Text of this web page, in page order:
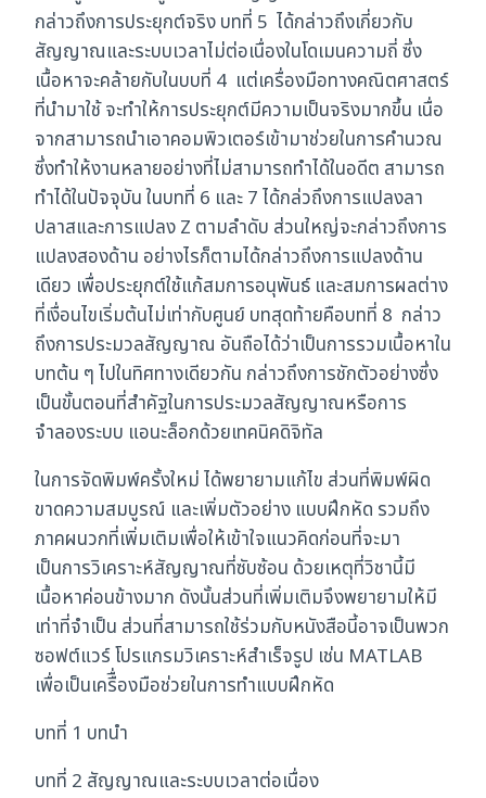
กล่าวถึงการประยุกต์จริง บทที่ 5 ได้กล่าวถึงเกี่ยวกับ
สัญญาณและระบบเวลาไม่ต่อเนื่องในโดเมนความถี่ ซึ่ง
เนื้อหาจะคล้ายกับในบบที่ 4 แต่เครื่องมือทางคณิตศาสตร์
ที่นำมาใช้ จะทำให้การประยุกต์มีความเป็นจริงมากขึ้น เนื่อ
จากสามารถนำเอาคอมพิวเตอร์เข้ามาช่วยในการคำนวณ
ซึ่งทำให้งานหลายอย่างที่ไม่สามารถทำได้ในอดีต สามารถ
ทำได้ในปัจจุบัน ในบทที่ 6 และ 7 ได้กล่วถึงการแปลงลา
ปลาสและการแปลง Z ตามลำดับ ส่วนใหญ่จะกล่าวถึงการ
แปลงสองด้าน อย่างไรก็ตามได้กล่าวถึงการแปลงด้าน
เดียว เพื่อประยุกต์ใช้แก้สมการอนุพันธ์ และสมการผลต่าง
ที่เงื่อนไขเริ่มต้นไม่เท่ากับศูนย์ บทสุดท้ายคือบทที่ 8 กล่าว
ถึงการประมวลสัญญาณ อันถือได้ว่าเป็นการรวมเนื้อหาใน
บทต้น ๆ ไปในทิศทางเดียวกัน กล่าวถึงการชักตัวอย่างซึ่ง
เป็นขั้นตอนที่สำคัฐในการประมวลสัญญาณหรือการ
จำลองระบบ แอนะล็อกด้วยเทคนิคดิจิทัล
ในการจัดพิมพ์ครั้งใหม่ ได้พยายามแก้ไข ส่วนที่พิมพ์ผิด
ขาดความสมบูรณ์ และเพิ่มตัวอย่าง แบบฝึกหัด รวมถึง
ภาคผนวกที่เพิ่มเติมเพื่อให้เข้าใจแนวคิดก่อนที่จะมา
เป็นการวิเคราะห์สัญญาณที่ซับซ้อน ด้วยเหตุที่วิชานี้มี
เนื้อหาค่อนข้างมาก ดังนั้นส่วนที่เพิ่มเติมจึงพยายามให้มี
เท่าที่จำเป็น ส่วนที่สามารถใช้ร่วมกับหนังสือนี้อาจเป็นพวก
ซอฟต์แวร์ โปรแกรมวิเคราะห์สำเร็จรูป เช่น MATLAB
เพื่อเป็นเครืื่องมือช่วยในการทำแบบฝึกหัด
บทที่ 1 บทนำ
บทที่ 2 สัญญาณและระบบเวลาต่อเนื่อง